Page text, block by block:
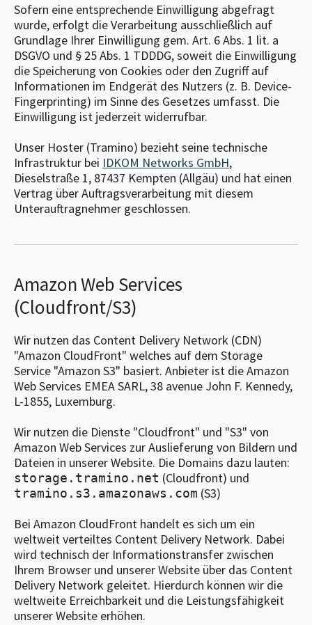
Sofern eine entsprechende Einwilligung abgefragt
wurde, erfolgt die Verarbeitung ausschließlich auf
Grundlage Ihrer Einwilligung gem. Art. 6 Abs. 1 lit. a
DSGVO und § 25 Abs. 1 TDDDG, soweit die Einwilligung
die Speicherung von Cookies oder den Zugriff auf
Informationen im Endgerät des Nutzers (z. B. Device-
Fingerprinting) im Sinne des Gesetzes umfasst. Die
Einwilligung ist jederzeit widerrufbar.
Unser Hoster (Tramino) bezieht seine technische
Infrastruktur bei IDKOM Networks GmbH,
Dieselstraße 1, 87437 Kempten (Allgäu) und hat einen
Vertrag über Auftragsverarbeitung mit diesem
Unterauftragnehmer geschlossen.
Amazon Web Services
(Cloudfront/S3)
Wir nutzen das Content Delivery Network (CDN)
"Amazon CloudFront" welches auf dem Storage
Service "Amazon S3" basiert. Anbieter ist die Amazon
Web Services EMEA SARL, 38 avenue John F. Kennedy,
L-1855, Luxemburg.
Wir nutzen die Dienste "Cloudfront" und "S3" von
Amazon Web Services zur Auslieferung von Bildern und
Dateien in unserer Website. Die Domains dazu lauten:
storage.tramino.net (Cloudfront) und
tramino.s3.amazonaws.com (S3)
Bei Amazon CloudFront handelt es sich um ein
weltweit verteiltes Content Delivery Network. Dabei
wird technisch der Informationstransfer zwischen
Ihrem Browser und unserer Website über das Content
Delivery Network geleitet. Hierdurch können wir die
weltweite Erreichbarkeit und die Leistungsfähigkeit
unserer Website erhöhen.